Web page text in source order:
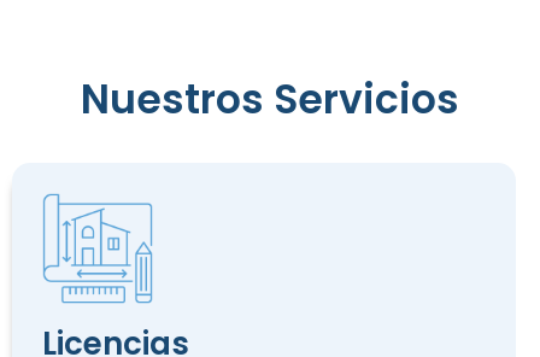
de
Edificación
Nuestros Servicios
Licencias